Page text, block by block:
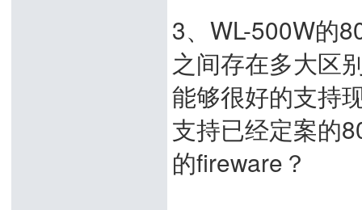
3、WL-500W的
之间存在多大区
能够很好的支持
支持已经定案的
的fireware？